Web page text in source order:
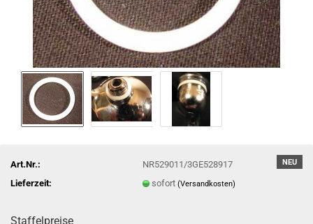
NEU
Art.Nr.:
NR529011/3GE528917
Lieferzeit:
sofort(Versandkosten)
Staffelpreise